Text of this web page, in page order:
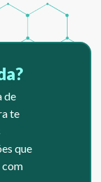
de
te
que
com